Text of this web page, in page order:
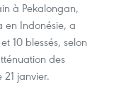
à Pekalongan,
en Indonésie, a
10 blessés, selon
des
21 janvier.